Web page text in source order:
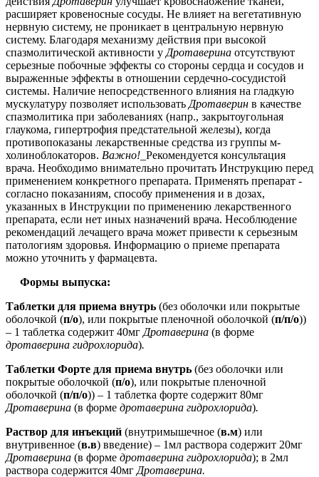
расширяет кровеносные сосуды. Не влияет на вегетативную
нервную систему, не проникает в центральную нервную
систему. Благодаря механизму действия при высокой
спазмолитической активности у Дротаверина отсутствуют
серьезные побочные эффекты со стороны сердца и сосудов и
выраженные эффекты в отношении сердечно-сосудистой
системы. Наличие непосредственного влияния на гладкую
мускулатуру позволяет использовать Дротаверин в качестве
спазмолитика при заболеваниях (напр., закрытоугольная
глаукома, гипертрофия предстательной железы), когда
противопоказаны лекарственные средства из группы м-
холиноблокаторов. Важно! _Рекомендуется консультация
врача. Необходимо внимательно прочитать Инструкцию перед
применением конкретного препарата. Применять препарат -
согласно показаниям, способу применения и в дозах,
указанных в Инструкции по применению лекарственного
препарата, если нет иных назначений врача. Несоблюдение
рекомендаций лечащего врача может привести к серьезным
патологиям здоровья. Информацию о приеме препарата
можно уточнить у фармацевта.
Формы выпуска:
Таблетки для приема внутрь (без оболочки или покрытые
оболочкой (п/о), или покрытые пленочной оболочкой (п/п/о))
– 1 таблетка содержит 40мг Дротаверина (в форме
дротаверина гидрохлорида).
Таблетки Форте для приема внутрь (без оболочки или
покрытые оболочкой (п/о), или покрытые пленочной
оболочкой (п/п/о)) – 1 таблетка форте содержит 80мг
Дротаверина (в форме дротаверина гидрохлорида).
Раствор для инъекций (внутримышечное (в.м) или
внутривенное (в.в) введение) – 1мл раствора содержит 20мг
Дротаверина (в форме дротаверина гидрохлорида); в 2мл
раствора содержится 40мг Дротаверина.